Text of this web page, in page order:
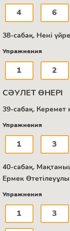
4 6
38-сабақ. Нені
Упражнения
1 2
СӘУЛЕТ ӨНЕРІ
39-сабақ. Керемет
Упражнения
1 3
40-сабақ.
Ермек Өтетілеуұлы
Упражнения
1 3